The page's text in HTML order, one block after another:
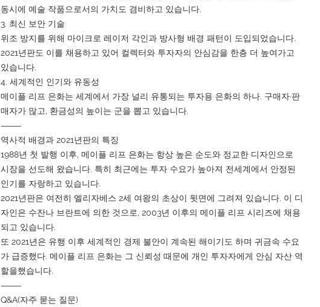
동시에 예술 작품으로서의 가치도 겸비하고 있습니다.
3. 최신 보안 기술
위조 방지를 위해 마이크로 레이저 각인과 방사형 배경 패턴이 도입되었습니다.
2021년판도 이를 채용하고 있어 컬렉터와 투자자의 안심감을 한층 더 높여가고
있습니다.
4. 세계적인 인기와 유동성
메이플 리프 은화는 세계에서 가장 널리 유통되는 투자용 은화의 하나. 구매자·판
매자가 많고, 환금성의 높이는 군을 뽑고 있습니다.
⸻
역사적 배경과 2021년판의 특징
1988년 첫 발행 이후, 메이플 리프 은화는 항상 높은 순도와 정교한 디자인으로
시장을 선도해 왔습니다. 특히 최근에는 투자 수요가 높아져 전세계에서 안정된
인기를 자랑하고 있습니다.
2021년판은 여전히 엘리자베스 2세 여왕의 초상이 뒷면에 그려져 있습니다. 이 디
자인은 수잔나 브란트에 의한 것으로, 2003년 이후의 메이플 리프 시리즈에 채용
되고 있습니다.
또 2021년은 유행 이후 세계적인 경제 불안이 계속된 해이기도 하며 귀금속 수요
가 급증했다. 메이플 리프 은화는 그 신뢰성 때문에 개인 투자자에게 안심 자산 역
할을했습니다.
⸻
Q&A(자주 묻는 질문)